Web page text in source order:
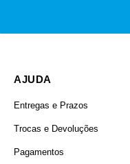
AJUDA
Entregas e Prazos
Trocas e Devoluções
Pagamentos